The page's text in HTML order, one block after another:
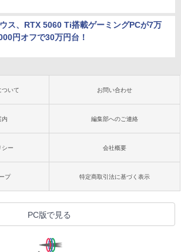
ス、RTX 5060 Ti搭載ゲーミングPCが7万
円オフで30万円台！
ついて お問い合わせ
内 編集部へのご連絡
シー 会社概要
プ 特定商取引法に基づく表示
PC版で見る